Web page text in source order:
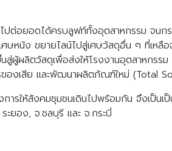
ไปต่อยอดได้ครบลูฟท์ทั้งอุตสาหกรรม จนก
หนัง ขยายไลน์ไปสู่เศษวัสดุอื่น ๆ ที่เหลื
สู่ผู้ผลิตวัสดุเพื่อส่งให้โรงงานอุตสาหกร
ของเสีย และพัฒนาผลิตภัณฑ์ใหม่ (Total
ารให้สังคมชุมชนเดินไปพร้อมกัน จึงเป็น
ยอง, จ.ชลบุรี และ จ.กระบี่